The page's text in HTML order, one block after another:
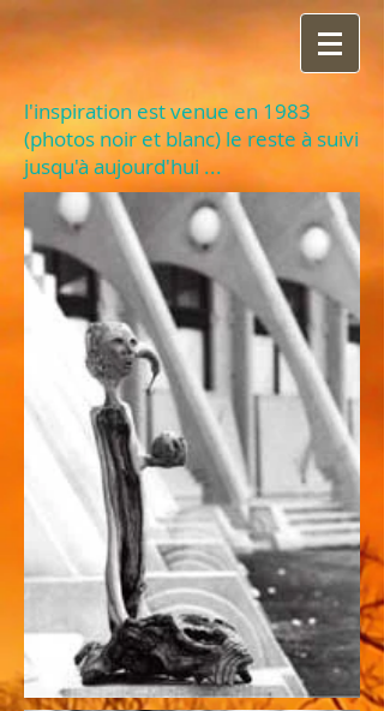
l'inspiration est venue en 1983
(photos noir et blanc) le reste à suivi
jusqu'à aujourd'hui ...